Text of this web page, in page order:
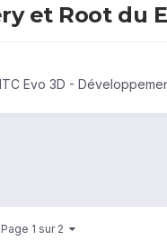
et Root du
Evo 3D -
Page 1 sur 2